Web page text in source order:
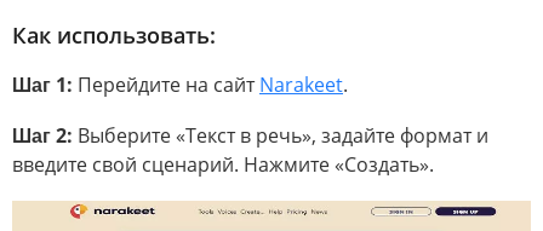
Как использовать:
Шаг 1: Перейдите на сайтNarakeet.
Шаг 2: Выберите «Текст в речь», задайте формат и
введите свой сценарий. Нажмите «Создать».